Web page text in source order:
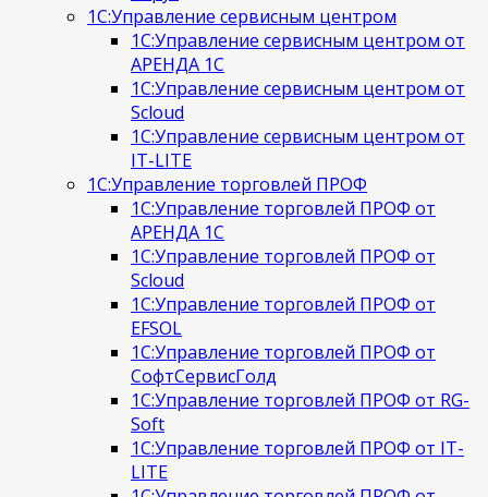
1С:Управление сервисным центром
1С:Управление сервисным центром от
АРЕНДА 1С
1С:Управление сервисным центром от
Scloud
1С:Управление сервисным центром от
IT-LITE
1С:Управление торговлей ПРОФ
1С:Управление торговлей ПРОФ от
АРЕНДА 1С
1С:Управление торговлей ПРОФ от
Scloud
1С:Управление торговлей ПРОФ от
EFSOL
1С:Управление торговлей ПРОФ от
СофтСервисГолд
1С:Управление торговлей ПРОФ от RG-
Soft
1С:Управление торговлей ПРОФ от IT-
LITE